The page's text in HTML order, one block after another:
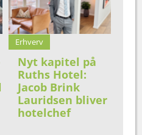
Erhverv
Nyt kapitel på
Ruths Hotel:
Jacob Brink
Lauridsen bliver
hotelchef